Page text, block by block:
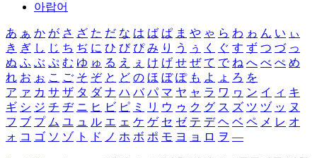
아랍어
あ ぁ か が さ ざ た だ な は ば ぱ ま や ゃ ら わ ゎ ん い ぃ
き ぎ し じ ち ぢ に ひ び ぴ み り う ぅ く ぐ す ず つ づ っ
ぬ ふ ぶ ぷ む ゆ ゅ る え ぇ け げ せ ぜ て で ね へ べ ぺ め
れ お ぉ こ ご そ ぞ と ど の ほ ぼ ぽ も よ ょ ろ を
ア ァ カ サ ザ タ ダ ナ ハ バ パ マ ヤ ャ ラ ワ ヮ ン イ ィ キ
ギ シ ジ チ ヂ ニ ヒ ビ ピ ミ リ ウ ゥ ク グ ス ズ ツ ヅ ッ ヌ
フ ブ プ ム ユ ュ ル エ ェ ケ ゲ セ ゼ テ デ ヘ ベ ペ メ レ オ
ォ コ ゴ ソ ゾ ト ド ノ ホ ボ ポ モ ヨ ョ ロ ヲ ―